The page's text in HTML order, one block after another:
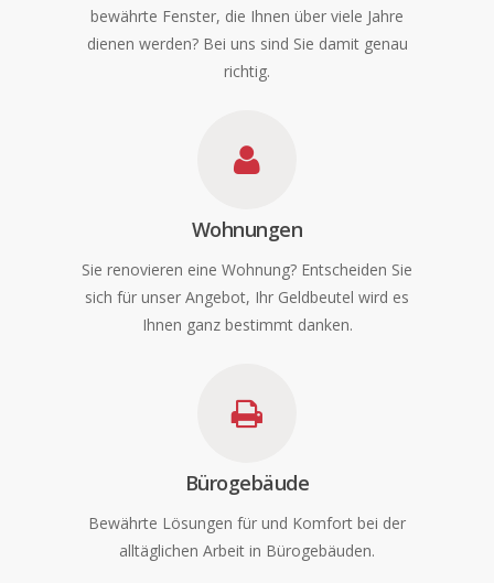
bewährte Fenster, die Ihnen über viele Jahre
dienen werden? Bei uns sind Sie damit genau
richtig.
Wohnungen
Sie renovieren eine Wohnung? Entscheiden Sie
sich für unser Angebot, Ihr Geldbeutel wird es
Ihnen ganz bestimmt danken.
Bürogebäude
Bewährte Lösungen für und Komfort bei der
alltäglichen Arbeit in Bürogebäuden.